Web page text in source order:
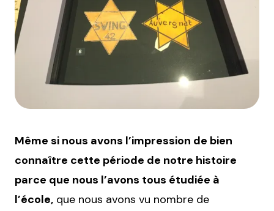
Même si nous avons l’impression de bien
connaître cette période de notre histoire
parce que nous l’avons tous étudiée à
l’école, que nous avons vu nombre de